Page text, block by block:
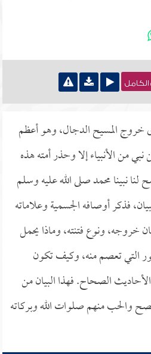
الكامل
خروج المسيح الدجال، وهو أعظم
نبي من الأنبياء إلا وحذر أمته هذه
لنا نبينا محمد صلى الله عليه وسلم
فذكر أوصافه الجسمية وعلاماته
خروجه، ونوع فتنته، وماذا يحمل
التي تعصم منه، وكيف تكون
الصحاح. فهذا البيان من
والحب منهم صلوات الله وبركاته